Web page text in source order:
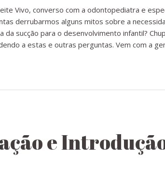
Vivo, converso com a odontopediatra e
derrubarmos alguns mitos sobre a
da sucção para o desenvolvimento infantil?
a estas e outras perguntas. Vem com a
e